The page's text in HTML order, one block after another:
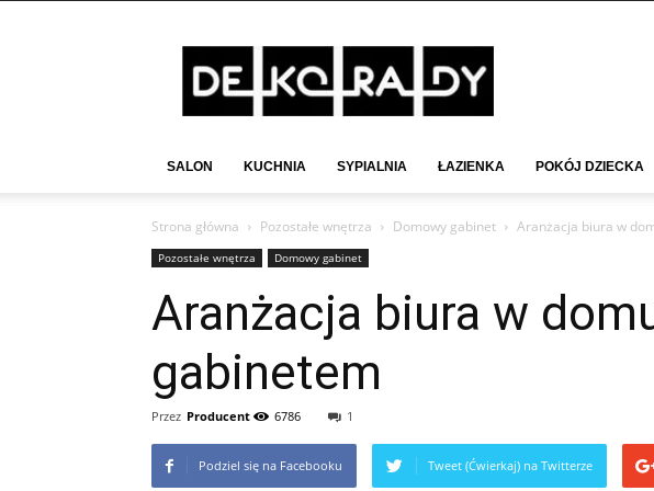
Deko-
Rady.pl
SALON KUCHNIA SYPIALNIA ŁAZIENKA POKÓJ DZIECKA
Strona główna Pozostałe wnętrza Domowy gabinet Aranżacja biura w
Pozostałe wnętrza Domowy gabinet
Aranżacja biura w
gabinetem
Przez Producent 6786 1
Podziel się na Facebooku Tweet (Ćwierkaj) na Twitterze